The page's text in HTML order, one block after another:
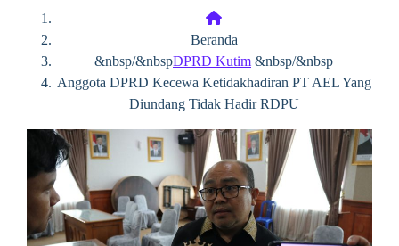
Beranda
&nbsp/&nbspDPRD Kutim &nbsp/&nbsp
Anggota DPRD Kecewa Ketidakhadiran PT AEL Yang
Diundang Tidak Hadir RDPU